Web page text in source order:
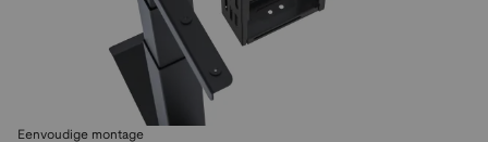
Eenvoudige montage